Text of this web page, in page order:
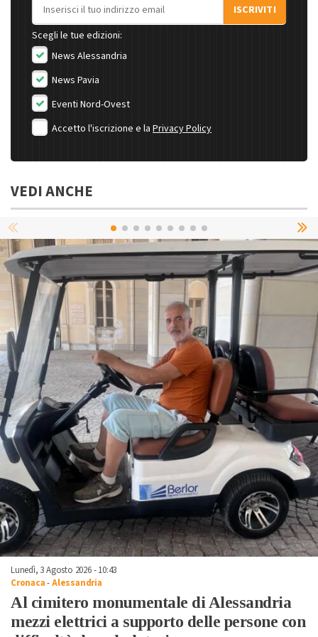
ISCRIVITI
Scegli le tue edizioni:
News Alessandria
News Pavia
Eventi Nord-Ovest
Accetto l'iscrizione e la Privacy Policy
VEDI ANCHE
Lunedì, 3 Agosto 2026 - 10:43
Cronaca-Alessandria
Al cimitero monumentale di Alessandria
mezzi elettrici a supporto delle persone con